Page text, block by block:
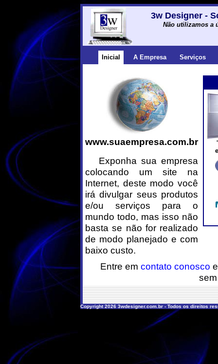
3w Designer -
Não utilizamos a
Inicial A Empresa Serviços
www.suaempresa.com.br
Exponha sua empresa
colocando um site na
Internet, deste modo você
irá divulgar seus produtos
e/ou serviços para o
mundo todo, mas isso não
basta se não for realizado
de modo planejado e com
baixo custo.
Entre em contato conosco
Copyright 2026 3wdesigner.com.br - Todos os direitos